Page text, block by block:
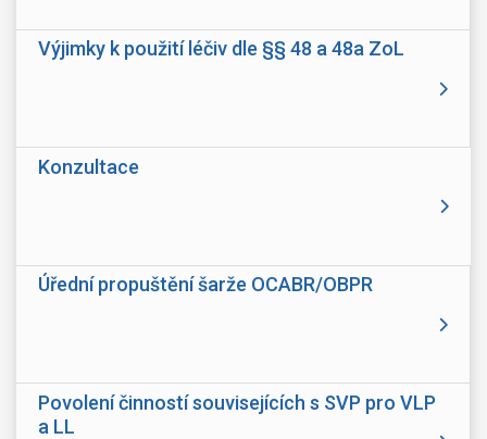
Výjimky k použití léčiv dle §§ 48 a 48a ZoL
Konzultace
Úřední propuštění šarže OCABR/OBPR
Povolení činností souvisejících s SVP pro VLP
a LL